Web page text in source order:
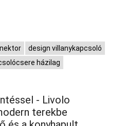
design villanykapcsoló
házilag
- Livolo
terekbe